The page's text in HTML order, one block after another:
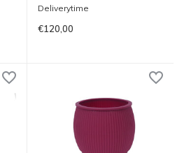
Deliverytime
€120,00